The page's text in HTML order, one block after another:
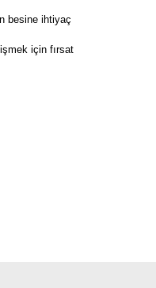
besine ihtiyaç
için fırsat